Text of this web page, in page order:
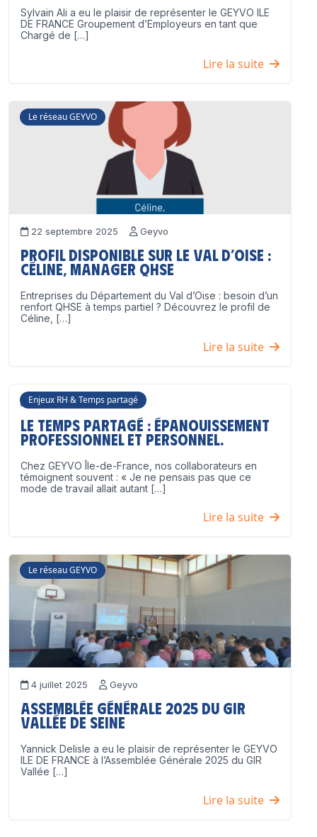
Sylvain Ali a eu le plaisir de représenter le GEYVO ILE
DE FRANCE Groupement d’Employeurs en tant que
Chargé de […]
Lire la suite
Le réseau GEYVO
22 septembre 2025 Geyvo
Profil disponible sur le Val d’Oise :
Céline, Manager QHSE
Entreprises du Département du Val d’Oise : besoin d’un
renfort QHSE à temps partiel ? Découvrez le profil de
Céline, […]
Lire la suite
Enjeux RH & Temps partagé
17 juillet 2025 Geyvo
Le temps partagé : épanouissement
professionnel ET personnel.
Chez GEYVO Île-de-France, nos collaborateurs en
témoignent souvent : « Je ne pensais pas que ce
mode de travail allait autant […]
Lire la suite
Le réseau GEYVO
4 juillet 2025 Geyvo
Assemblée Générale 2025 du GIR
Vallée de Seine
Yannick Delisle a eu le plaisir de représenter le GEYVO
ILE DE FRANCE à l’Assemblée Générale 2025 du GIR
Vallée […]
Lire la suite